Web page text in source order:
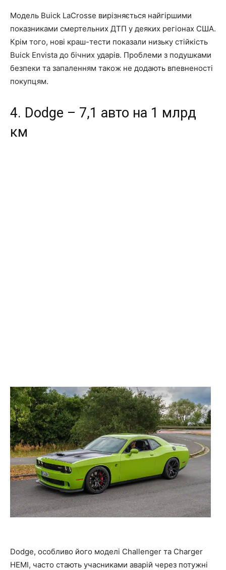
Модель Buick LaCrosse вирізняється найгіршими
показниками смертельних ДТП у деяких регіонах США.
Крім того, нові краш-тести показали низьку стійкість
Buick Envista до бічних ударів. Проблеми з подушками
безпеки та запаленням також не додають впевненості
покупцям.
4. Dodge – 7,1 авто на 1 млрд
км
Dodge, особливо його моделі Challenger та Charger
HEMI, часто стають учасниками аварій через потужні